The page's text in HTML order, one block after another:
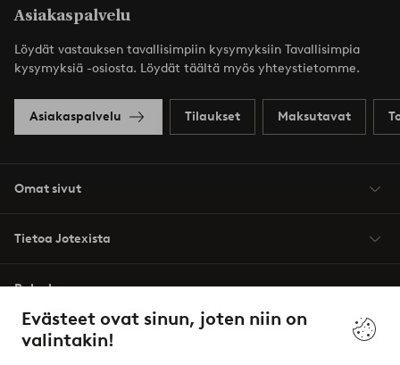
Evästeet ovat sinun, joten niin on
valintakin!
Asiakaspalvelu
Löydät vastauksen tavallisimpiin kysymyksiin Tavallisimpia
kysymyksiä -osiosta. Löydät täältä myös yhteystietomme.
Asiakaspalvelu Tilaukset Maksutavat
Omat sivut
Tietoa Jotexista
Palvelumme
Ehdot